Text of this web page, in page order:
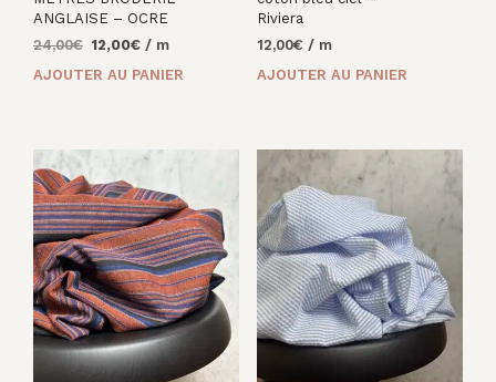
ANGLAISE – OCRE
24,00€ Le
12,00€Le/ m
AJOUTER AU PANIER
Riviera
12,00€ / m
AJOUTER AU PANIER